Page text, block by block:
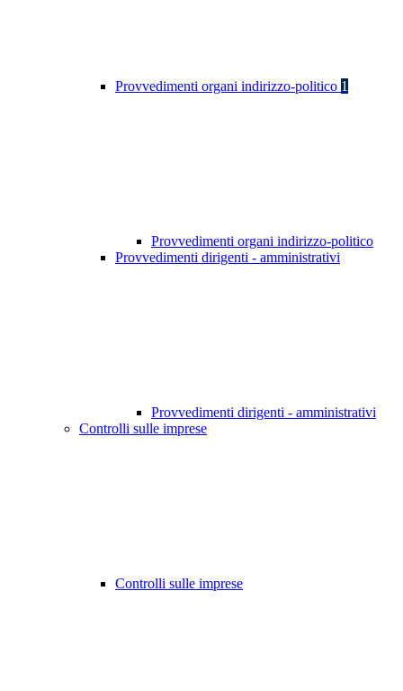
Provvedimenti organi indirizzo-politico 1
Provvedimenti organi indirizzo-politico
Provvedimenti dirigenti - amministrativi
Provvedimenti dirigenti - amministrativi
Controlli sulle imprese
Controlli sulle imprese